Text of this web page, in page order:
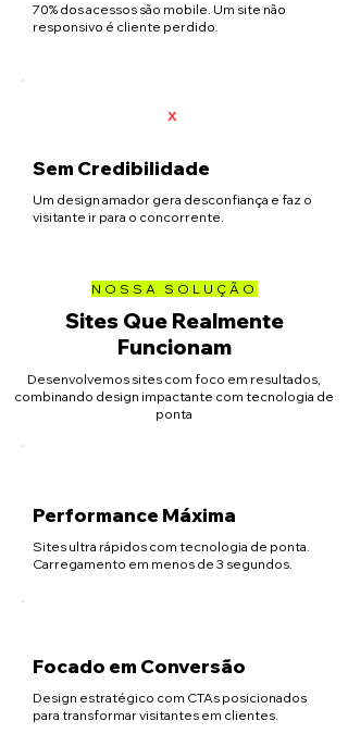
70% dos acessos são mobile. Um site não
responsivo é cliente perdido.
x
Sem Credibilidade
Um design amador gera desconfiança e faz o
visitante ir para o concorrente.
NOSSA SOLUÇÃO
Sites Que Realmente
Funcionam
Desenvolvemos sites com foco em resultados,
combinando design impactante com tecnologia de
ponta
Performance Máxima
Sites ultra rápidos com tecnologia de ponta.
Carregamento em menos de 3 segundos.
Focado em Conversão
Design estratégico com CTAs posicionados
para transformar visitantes em clientes.